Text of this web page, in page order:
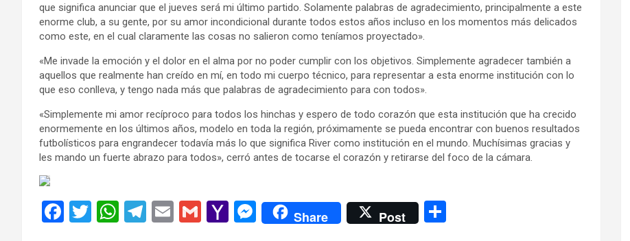
que significa anunciar que el jueves será mi último partido. Solamente palabras de agradecimiento, principalmente a este
enorme club, a su gente, por su amor incondicional durante todos estos años incluso en los momentos más delicados
como este, en el cual claramente las cosas no salieron como teníamos proyectado».
«Me invade la emoción y el dolor en el alma por no poder cumplir con los objetivos. Simplemente agradecer también a
aquellos que realmente han creído en mí, en todo mi cuerpo técnico, para representar a esta enorme institución con lo
que eso conlleva, y tengo nada más que palabras de agradecimiento para con todos».
«Simplemente mi amor recíproco para todos los hinchas y espero de todo corazón que esta institución que ha crecido
enormemente en los últimos años, modelo en toda la región, próximamente se pueda encontrar con buenos resultados
futbolísticos para engrandecer todavía más lo que significa River como institución en el mundo. Muchísimas gracias y
les mando un fuerte abrazo para todos», cerró antes de tocarse el corazón y retirarse del foco de la cámara.
F
T
W T
E
G
Y
M
Share Post